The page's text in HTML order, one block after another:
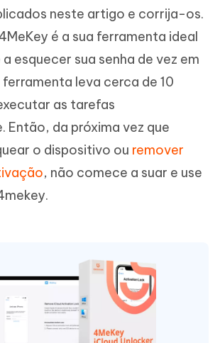
neste artigo e corrija-os.
é a sua ferramenta ideal
esquecer sua senha de vez em
leva cerca de 10
as tarefas
Então, da próxima vez que
o dispositivo ou remover
, não comece a suar e use